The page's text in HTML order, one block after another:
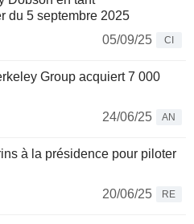
du 5 septembre 2025
05/09/25
CI
Group acquiert 7 000
24/06/25
AN
à la présidence pour piloter
20/06/25
RE